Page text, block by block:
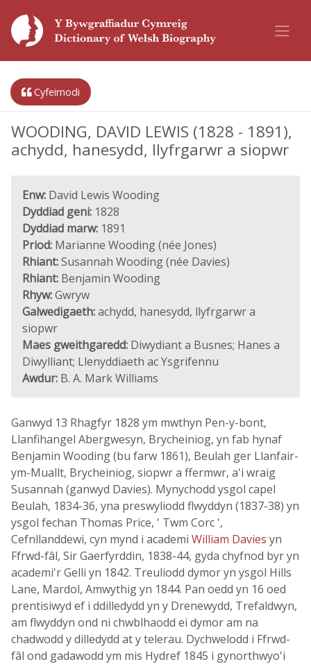
Cyfeirnodi
WOODING, DAVID LEWIS (1828 - 1891),
achydd, hanesydd, llyfrgarwr a siopwr
Enw: David Lewis Wooding
Dyddiad geni: 1828
Dyddiad marw: 1891
Priod: Marianne Wooding (née Jones)
Rhiant:Susannah Wooding (née Davies)
Rhiant: Benjamin Wooding
Rhyw:Gwryw
Galwedigaeth:achydd, hanesydd, llyfrgarwr a
siopwr
Maes gweithgaredd: Diwydiant a Busnes; Hanes a
Diwylliant; Llenyddiaeth ac Ysgrifennu
Awdur: B. A. Mark Williams
Ganwyd 13 Rhagfyr 1828 ym mwthyn Pen-y-bont,
Llanfihangel Abergwesyn, Brycheiniog, yn fab hynaf
Benjamin Wooding (bu farw 1861), Beulah ger Llanfair-
ym-Muallt, Brycheiniog, siopwr a ffermwr, a'i wraig
Susannah (ganwyd Davies). Mynychodd ysgol capel
Beulah, 1834-36, yna preswyliodd flwyddyn (1837-38) yn
ysgol fechan Thomas Price, ' Twm Corc ',
Cefnllanddewi, cyn mynd i academi William Davies yn
Ffrwd-fâl, Sir Gaerfyrddin, 1838-44, gyda chyfnod byr yn
academi'r Gelli yn 1842. Treuliodd dymor yn ysgol Hills
Lane, Mardol, Amwythig yn 1844. Pan oedd yn 16 oed
prentisiwyd ef i ddilledydd yn y Drenewydd, Trefaldwyn,
am flwyddyn ond ni chwblhaodd ei dymor am na
chadwodd y dilledydd at y telerau. Dychwelodd i Ffrwd-
fâl ond gadawodd ym mis Hydref 1845 i gynorthwyo'i